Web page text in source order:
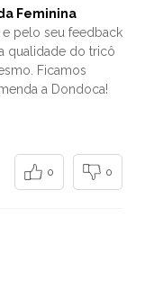
Feminina
pelo seu feedback
qualidade do tricô
Ficamos
a Dondoca!
0 0